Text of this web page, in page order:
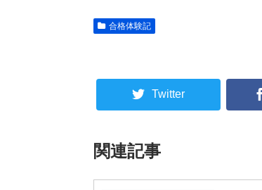
合格体験記
Twitter
関連記事